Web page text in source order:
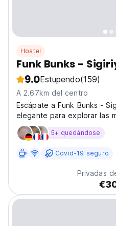
Hostel
Funk Bunks -
9.0Estupendo(159)
A 2.67km del centro
Escápate a Funk Bunks -
elegante para explorar las
Ubicado en la calle
icónica Fortaleza de Roca
aventureros....
5+ quedándose
Covid-19 seguro
Privadas